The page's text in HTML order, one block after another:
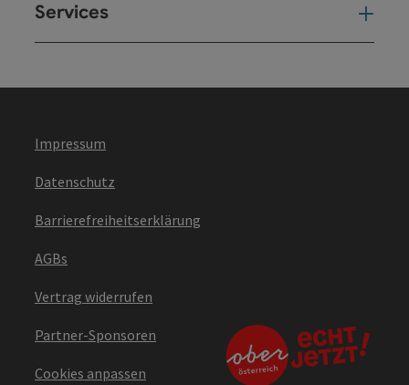
Services
Impressum
Datenschutz
Barrierefreiheitserklärung
AGBs
Vertrag widerrufen
Partner-Sponsoren
Cookies anpassen